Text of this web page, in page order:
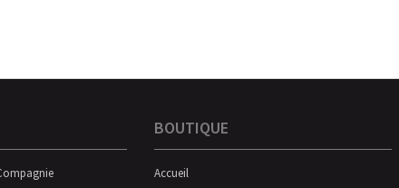
BOUTIQUE
Accueil